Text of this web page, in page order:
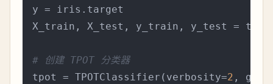
y = iris.target
X_train, X_test, y_train, y_test =
# 创建 TPOT 分类器
tpot = TPOTClassifier(verbosity=2 ,